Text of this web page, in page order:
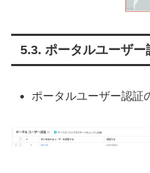
ポータルユーザー
ポータルユーザー認証